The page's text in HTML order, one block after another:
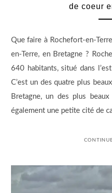
de coeur
Que faire à Rochefort-en-
en-Terre, en Bretagne ?
640 habitants, situé dans
C’est un des quatre plus
Bretagne, un des plus
également une petite cité de